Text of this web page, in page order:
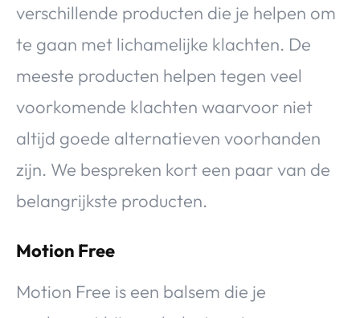
verschillende producten die je helpen om
te gaan met lichamelijke klachten. De
meeste producten helpen tegen veel
voorkomende klachten waarvoor niet
altijd goede alternatieven voorhanden
zijn. We bespreken kort een paar van de
belangrijkste producten.
Motion Free
Motion Free is een balsem die je